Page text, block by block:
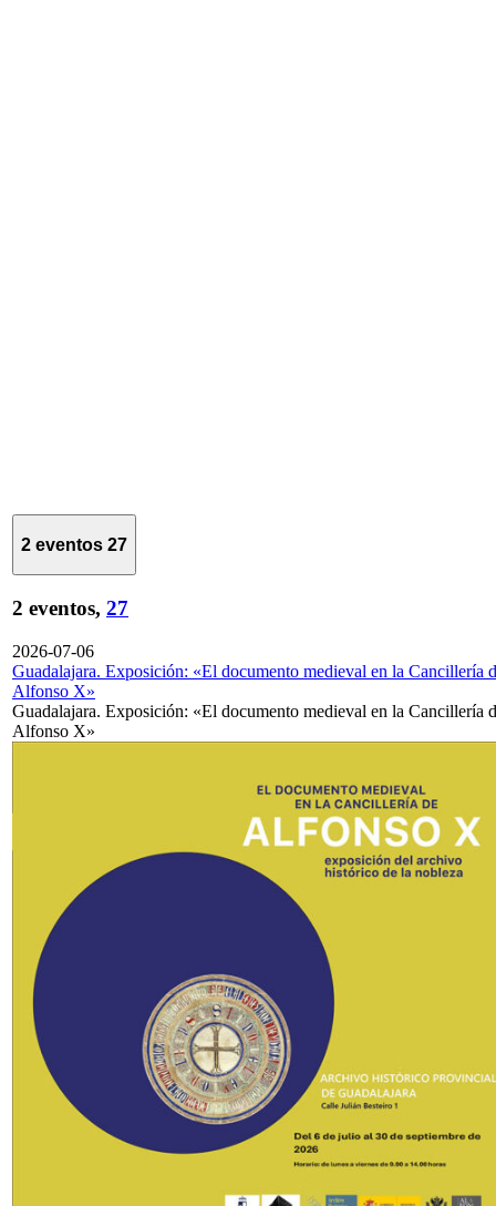
2 eventos 27
2 eventos, 27
2026-07-06
Guadalajara. Exposición: «El documento medieval en la Cancillería
Alfonso X»
Guadalajara. Exposición: «El documento medieval en la Cancillería
Alfonso X»